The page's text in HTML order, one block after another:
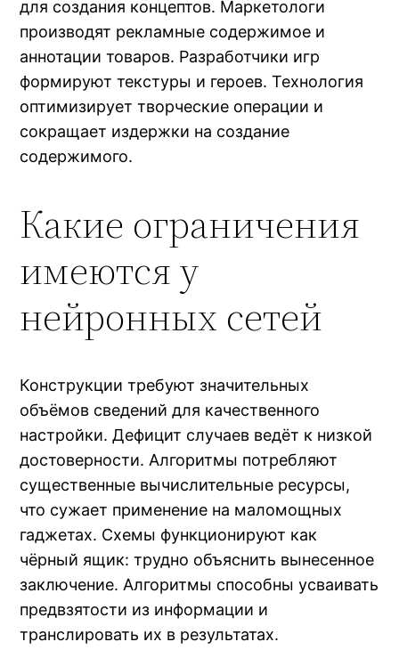
для создания концептов. Маркетологи
производят рекламные содержимое и
аннотации товаров. Разработчики игр
формируют текстуры и героев. Технология
оптимизирует творческие операции и
сокращает издержки на создание
содержимого.
Какие ограничения
имеются у
нейронных сетей
Конструкции требуют значительных
объёмов сведений для качественного
настройки. Дефицит случаев ведёт к низкой
достоверности. Алгоритмы потребляют
существенные вычислительные ресурсы,
что сужает применение на маломощных
гаджетах. Схемы функционируют как
чёрный ящик: трудно объяснить вынесенное
заключение. Алгоритмы способны усваивать
предвзятости из информации и
транслировать их в результатах.